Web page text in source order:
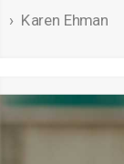
Karen Ehman